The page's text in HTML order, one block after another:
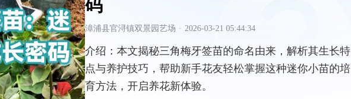
码
漳浦县官浔镇双景园艺场 · 2026-03-21 05:44:34
介绍： 本文揭秘三角梅牙签苗的命名由来，解析其生长特
点与养护技巧，帮助新手花友轻松掌握这种迷你小苗的培
育方法，开启养花新体验。